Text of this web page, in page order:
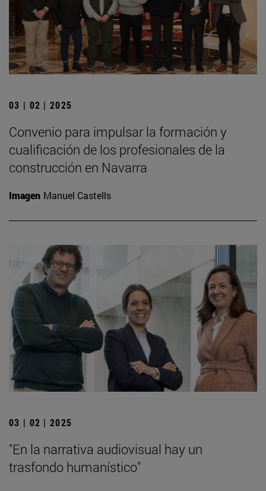
03 | 02 | 2025
Convenio para impulsar la formación y
cualificación de los profesionales de la
construcción en Navarra
Imagen Manuel Castells
03 | 02 | 2025
"En la narrativa audiovisual hay un
trasfondo humanístico"